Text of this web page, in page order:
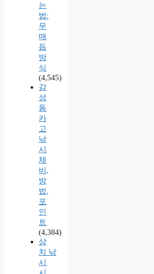
는
법:
무
매
듭
방
식
(4,545)
감
성
돔
카
고
낚
시
채
비,
방
법,
포
인
트
(4,384)
삼
치 낚
시